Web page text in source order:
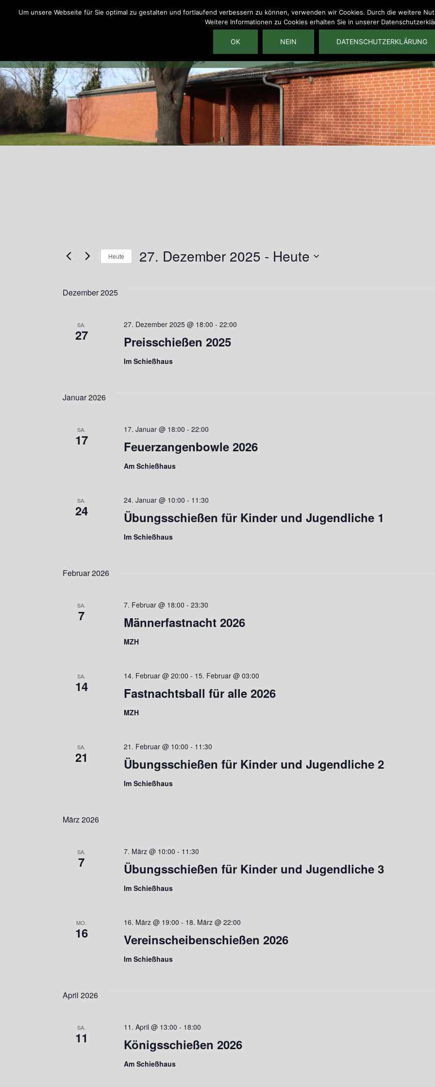
Veranstaltungen
Heute 27. Dezember 2025 - Heute
Dezember 2025
SA.
27 Preisschießen 2025
27. Dezember 2025 @ 18:00 - 22:00
Im Schießhaus
Januar 2026
SA.
17 Feuerzangenbowle 2026
17. Januar @ 18:00 - 22:00
Am Schießhaus
SA.
24 Übungsschießen für Kinder und Jugendliche 1
24. Januar @ 10:00 - 11:30
Im Schießhaus
Februar 2026
SA.
7 Männerfastnacht 2026
7. Februar @ 18:00 - 23:30
MZH
SA.
14 Fastnachtsball für alle 2026
14. Februar @ 20:00 - 15. Februar @ 03:00
MZH
SA.
21 Übungsschießen für Kinder und Jugendliche 2
21. Februar @ 10:00 - 11:30
Im Schießhaus
März 2026
SA.
7 Übungsschießen für Kinder und Jugendliche 3
7. März @ 10:00 - 11:30
Im Schießhaus
MO.
16 Vereinscheibenschießen 2026
16. März @ 19:00 - 18. März @ 22:00
Im Schießhaus
April 2026
SA.
11 Königsschießen 2026
11. April @ 13:00 - 18:00
Am Schießhaus
Um unsere Webseite für Sie optimal zu gestalten und fortlaufend verbessern zu können, verwenden wir Cookies. Durch die weitere
Weitere Informationen zu Cookies erhalten Sie in unserer
OK NEIN DATENSCHUTZERKLÄRUNG